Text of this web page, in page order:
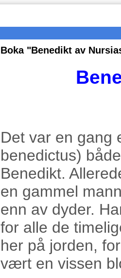
Boka "Benedikt av
Det var en gang
benedictus)
Benedikt.
en gammel
enn av dyder.
for alle de
her på jorden,
vært en vissen